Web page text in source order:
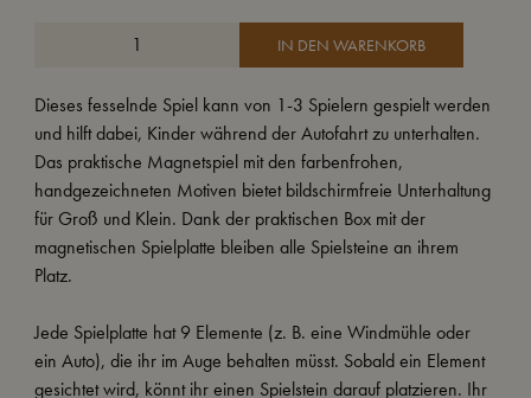
IN DEN WARENKORB
Dieses fesselnde Spiel kann von 1-3 Spielern gespielt werden
und hilft dabei, Kinder während der Autofahrt zu unterhalten.
Das praktische Magnetspiel mit den farbenfrohen,
handgezeichneten Motiven bietet bildschirmfreie Unterhaltung
für Groß und Klein. Dank der praktischen Box mit der
magnetischen Spielplatte bleiben alle Spielsteine an ihrem
Platz.
Jede Spielplatte hat 9 Elemente (z. B. eine Windmühle oder
ein Auto), die ihr im Auge behalten müsst. Sobald ein Element
gesichtet wird, könnt ihr einen Spielstein darauf platzieren. Ihr